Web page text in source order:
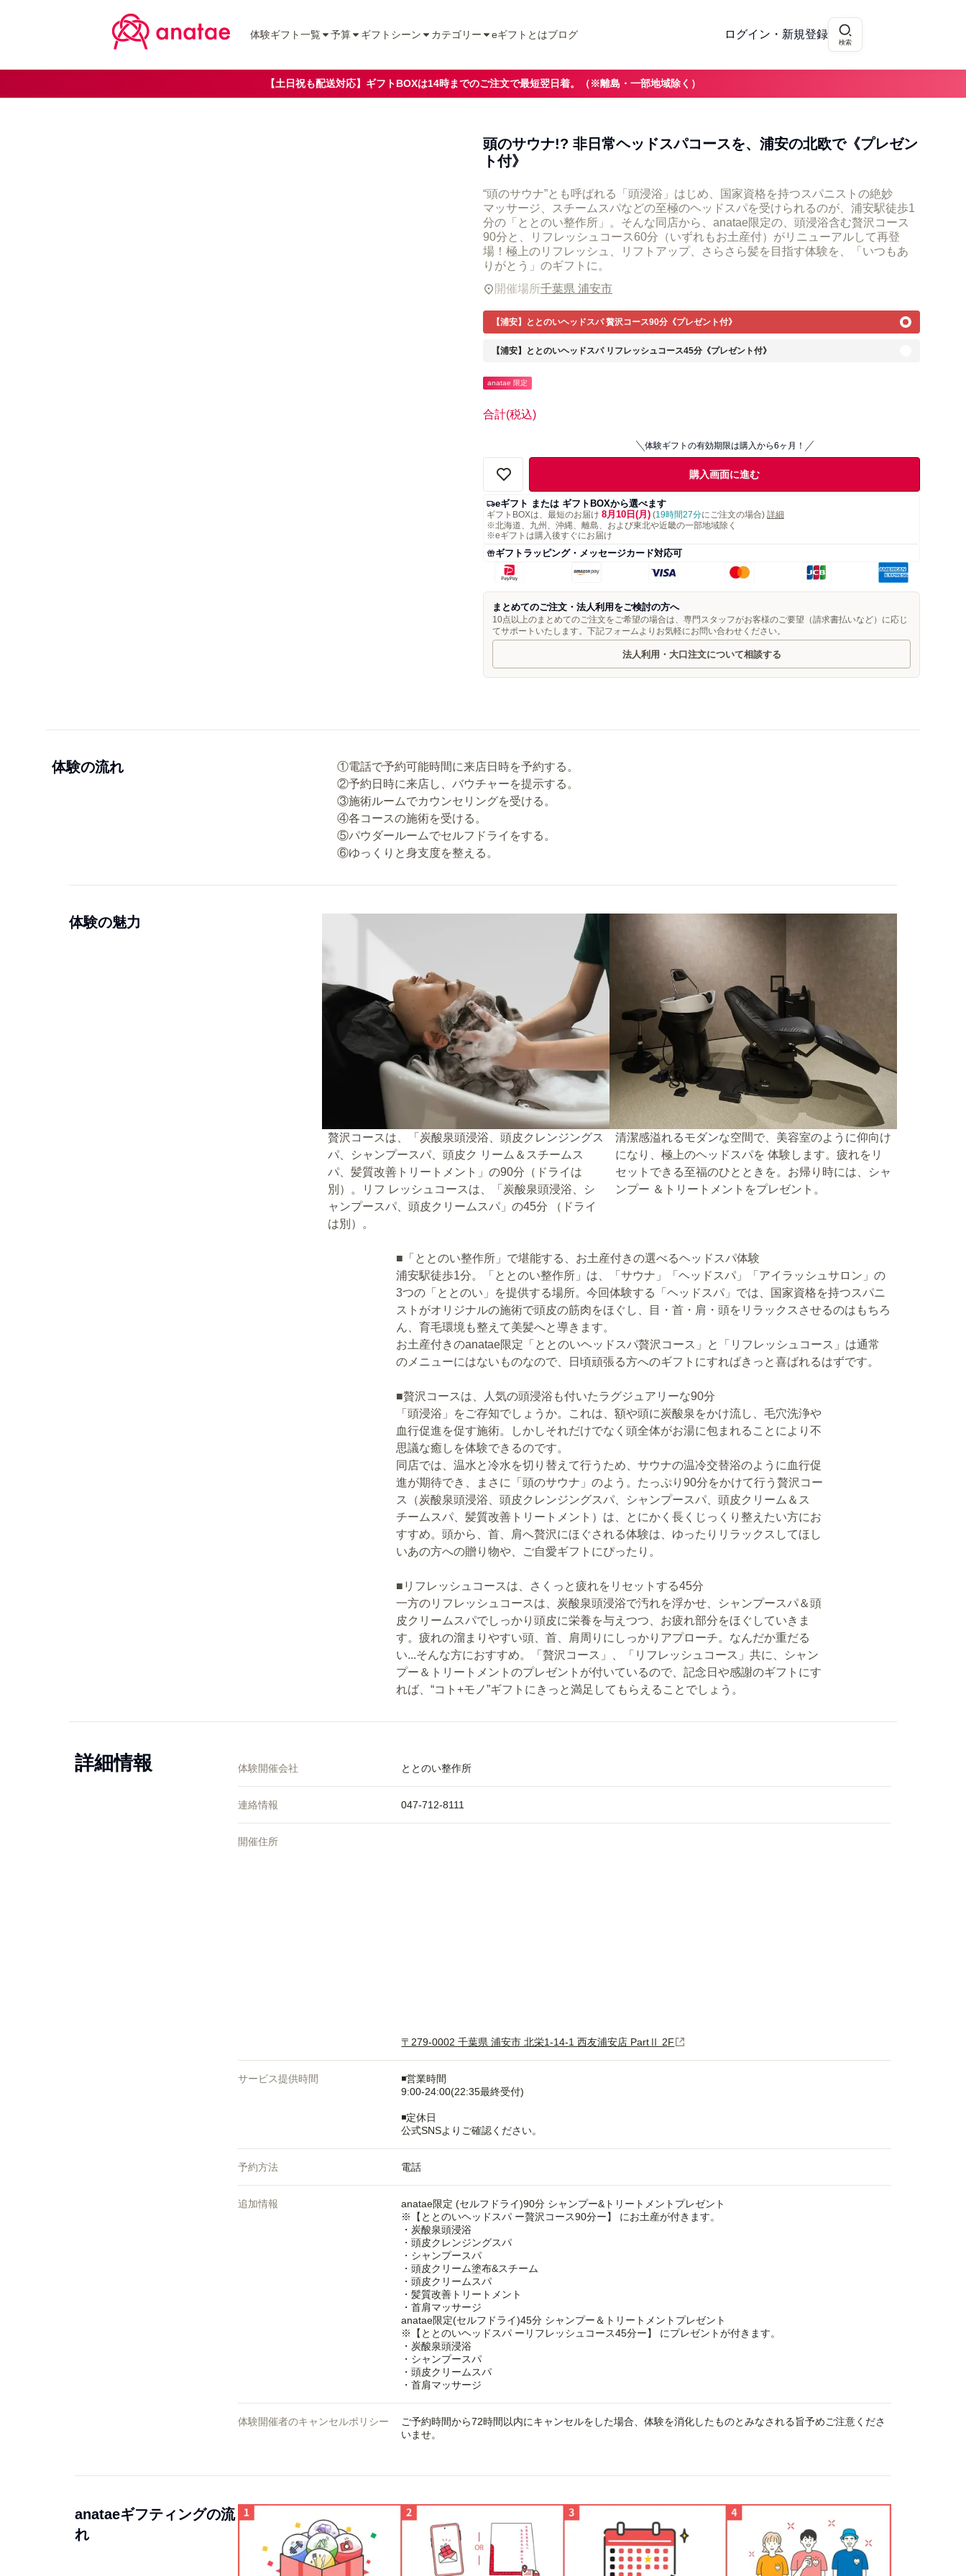
体験ギフト一覧 予算 ギフトシーン カテゴリー eギフトとはブログ ログイン・新規登録
検索
【土日祝も配送対応】ギフトBOXは14時までのご注文で最短翌日着。（※離島・一部地域除く）
頭のサウナ!? 非日常ヘッドスパコースを、浦安の北欧で《プレゼン
ト付》
“頭のサウナ”とも呼ばれる「頭浸浴」はじめ、国家資格を持つスパニストの絶妙
マッサージ、スチームスパなどの至極のヘッドスパを受けられるのが、浦安駅徒歩1
分の「ととのい整作所」。そんな同店から、anatae限定の、頭浸浴含む贅沢コース
90分と、リフレッシュコース60分（いずれもお土産付）がリニューアルして再登
場！極上のリフレッシュ、リフトアップ、さらさら髪を目指す体験を、「いつもあ
りがとう」のギフトに。
開催場所千葉県 浦安市
【浦安】ととのいヘッドスパ 贅沢コース90分《プレゼント付》
【浦安】ととのいヘッドスパ リフレッシュコース45分《プレゼント付》
anatae 限定
合計(税込)
体験ギフトの有効期限は購入から6ヶ月！
購入画面に進む
eギフト または ギフトBOXから選べます
ギフトBOXは、最短のお届け 8月10日(月) (19時間27分にご注文の場合) 詳細
※北海道、九州、沖縄、離島、および東北や近畿の一部地域除く
※eギフトは購入後すぐにお届け
ギフトラッピング・メッセージカード対応可
まとめてのご注文・法人利用をご検討の方へ
10点以上のまとめてのご注文をご希望の場合は、専門スタッフがお客様のご要望（請求書払いなど）に応じ
てサポートいたします。下記フォームよりお気軽にお問い合わせください。
法人利用・大口注文について相談する
体験の流れ
①電話で予約可能時間に来店日時を予約する。
②予約日時に来店し、バウチャーを提示する。
③施術ルームでカウンセリングを受ける。
④各コースの施術を受ける。
⑤パウダールームでセルフドライをする。
⑥ゆっくりと身支度を整える。
体験の魅力
贅沢コースは、「炭酸泉頭浸浴、頭皮クレンジングス
パ、シャンプースパ、頭皮ク リーム＆スチームス
パ、髪質改善トリートメント」の90分（ドライは
別）。リフ レッシュコースは、「炭酸泉頭浸浴、シ
ャンプースパ、頭皮クリームスパ」の45分 （ドライ
は別）。
清潔感溢れるモダンな空間で、美容室のように仰向け
になり、極上のヘッドスパを 体験します。疲れをリ
セットできる至福のひとときを。お帰り時には、シャ
ンプー ＆トリートメントをプレゼント。
■「ととのい整作所」で堪能する、お土産付きの選べるヘッドスパ体験
浦安駅徒歩1分。「ととのい整作所」は、「サウナ」「ヘッドスパ」「アイラッシュサロン」の
3つの「ととのい」を提供する場所。今回体験する「ヘッドスパ」では、国家資格を持つスパニ
ストがオリジナルの施術で頭皮の筋肉をほぐし、目・首・肩・頭をリラックスさせるのはもちろ
ん、育毛環境も整えて美髪へと導きます。
お土産付きのanatae限定「ととのいヘッドスパ贅沢コース」と「リフレッシュコース」は通常
のメニューにはないものなので、日頃頑張る方へのギフトにすればきっと喜ばれるはずです。
■贅沢コースは、人気の頭浸浴も付いたラグジュアリーな90分
「頭浸浴」をご存知でしょうか。これは、額や頭に炭酸泉をかけ流し、毛穴洗浄や
血行促進を促す施術。しかしそれだけでなく頭全体がお湯に包まれることにより不
思議な癒しを体験できるのです。
同店では、温水と冷水を切り替えて行うため、サウナの温冷交替浴のように血行促
進が期待でき、まさに「頭のサウナ」のよう。たっぷり90分をかけて行う贅沢コー
ス（炭酸泉頭浸浴、頭皮クレンジングスパ、シャンプースパ、頭皮クリーム＆ス
チームスパ、髪質改善トリートメント）は、とにかく長くじっくり整えたい方にお
すすめ。頭から、首、肩へ贅沢にほぐされる体験は、ゆったりリラックスしてほし
いあの方への贈り物や、ご自愛ギフトにぴったり。
■リフレッシュコースは、さくっと疲れをリセットする45分
一方のリフレッシュコースは、炭酸泉頭浸浴で汚れを浮かせ、シャンプースパ＆頭
皮クリームスパでしっかり頭皮に栄養を与えつつ、お疲れ部分をほぐしていきま
す。疲れの溜まりやすい頭、首、肩周りにしっかりアプローチ。なんだか重だる
い...そんな方におすすめ。「贅沢コース」、「リフレッシュコース」共に、シャン
プー＆トリートメントのプレゼントが付いているので、記念日や感謝のギフトにす
れば、“コト+モノ”ギフトにきっと満足してもらえることでしょう。
詳細情報 体験開催会社 ととのい整作所
連絡情報 047-712-8111
開催住所
〒279-0002 千葉県 浦安市 北栄1-14-1 西友浦安店 PartⅡ 2F
サービス提供時間
◾️営業時間
9:00-24:00(22:35最終受付)
◾️定休日
公式SNSよりご確認ください。
予約方法 電話
追加情報
anatae限定 (セルフドライ)90分 シャンプー&トリートメントプレゼント
※【ととのいヘッドスパ ー贅沢コース90分ー】 にお土産が付きます。
・炭酸泉頭浸浴
・頭皮クレンジングスパ
・シャンプースパ
・頭皮クリーム塗布&スチーム
・頭皮クリームスパ
・髪質改善トリートメント
・首肩マッサージ
anatae限定(セルフドライ)45分 シャンプー＆トリートメントプレゼント
※【ととのいヘッドスパ ーリフレッシュコース45分ー】 にプレゼントが付きます。
・炭酸泉頭浸浴
・シャンプースパ
・頭皮クリームスパ
・首肩マッサージ
体験開催者のキャンセルポリシー
ご予約時間から72時間以内にキャンセルをした場合、体験を消化したものとみなされる旨予めご注意くださ
いませ。
anataeギフティングの流
れ